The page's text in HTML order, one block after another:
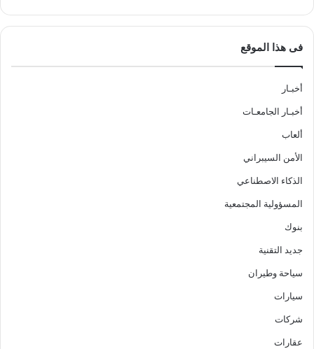
فى هذا الموقع
أخبـار
أخبـار الجامعـات
ألعاب
الأمن السيبراني
الذكاء الاصطناعي
المسؤولية المجتمعية
بنوك
جديد التقنية
سياحة وطيران
سيارات
شركات
عقارات